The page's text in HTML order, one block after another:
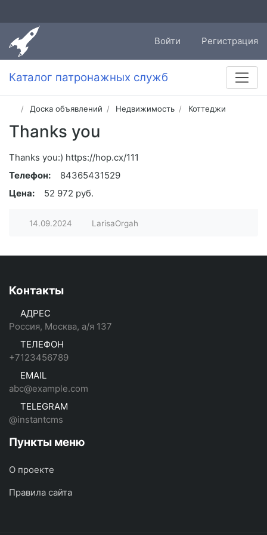
Войти Регистрация
Каталог патронажных служб
Доска объявлений Недвижимость Коттеджи
Thanks you
Thanks you:) https://hop.cx/111
Телефон:
84365431529
Цена:
52 972 руб.
14.09.2024 LarisaOrgah
Контакты
АДРЕС
Россия, Москва, а/я 137
ТЕЛЕФОН
+7123456789
EMAIL
abc@example.com
TELEGRAM
@instantcms
Пункты меню
О проекте
Правила сайта